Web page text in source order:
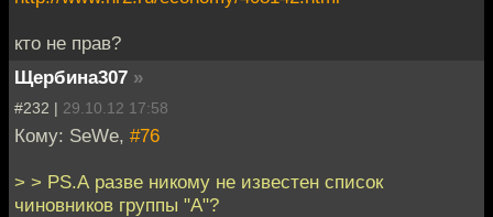
кто не прав?
Щербина307 »
#232 | 29.10.12 17:58
Кому: SeWe, #76
> > PS.А разве никому не известен список
чиновников группы "А"?